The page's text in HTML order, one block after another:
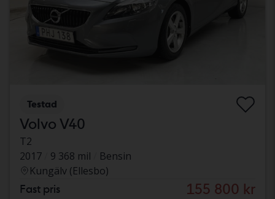
Testad
Volvo V40
T2
2017
9 368 mil
Bensin
Kungälv (Ellesbo)
Fast pris 155 800 kr